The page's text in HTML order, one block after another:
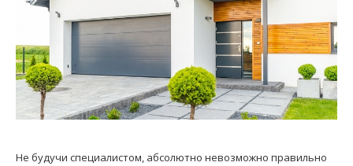
Не будучи специалистом, абсолютно невозможно правильно